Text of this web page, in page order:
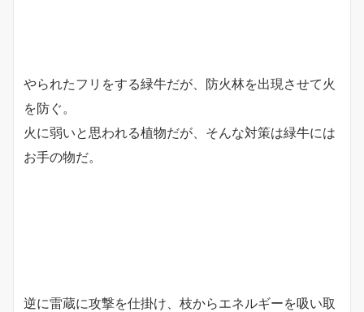
やられたフリをする緑牛だが、防火林を出現させて火
を防ぐ。
火に弱いと思われる植物だが、そんな対策は緑牛には
お手の物だ。
逆に雷蔵に攻撃を仕掛け、枝からエネルギーを吸い取